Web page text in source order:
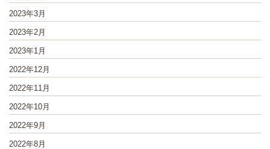
2023年3月
2023年2月
2023年1月
2022年12月
2022年11月
2022年10月
2022年9月
2022年8月